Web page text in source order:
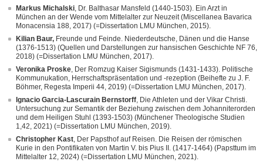
Markus Michalski, Dr. Balthasar Mansfeld (1440-1503). Ein Arzt in
München an der Wende vom Mittelalter zur Neuzeit (Miscellanea Bavarica
Monacensia 188, 2017) (=Dissertation LMU München, 2015).
Kilian Baur, Freunde und Feinde. Niederdeutsche, Dänen und die Hanse
(1376-1513) (Quellen und Darstellungen zur hansischen Geschichte NF 76,
2018) (=Dissertation LMU München, 2017).
Veronika Proske, Der Romzug Kaiser Sigismunds (1431-1433). Politische
Kommunukation, Herrschaftspräsentation und -rezeption (Beihefte zu J. F.
Böhmer, Regesta Imperii 44, 2019) (=Dissertation LMU München, 2017).
Ignacio Garcia-Lascurain Bernstorff, Die Athleten und der Vikar Christi.
Untersuchung zur Semantik der Beziehung zwischen dem Johanniterorden
und dem Heiligen Stuhl (1393-1503) (Münchener Theologische Studien
1,42, 2021) (=Dissertation LMU München, 2019).
Christopher Kast, Der Papsthof auf Reisen. Die Reisen der römischen
Kurie in den Pontifikaten von Martin V. bis Pius II. (1417-1464) (Papsttum im
Mittelalter 12, 2024) (=Dissertation LMU München, 2021).